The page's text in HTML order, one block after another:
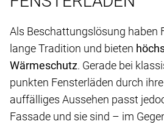
Als Beschattungslösung haben
lange Tradition und bieten
Wärmeschutz. Gerade bei
punkten Fensterläden durch
auffälliges Aussehen passt
Fassade und sie sind – im